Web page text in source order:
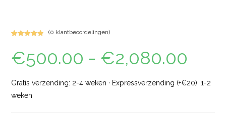
5.00op 5
gebaseerd
waardering
(0 klantbeoordelingen)
€500.00 - €2,080.00
Gratis verzending: 2-4 weken · Expressverzending (+€20): 1-2
weken